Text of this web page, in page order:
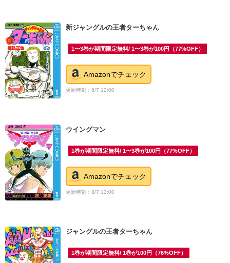
新ジャングルの王者ターちゃん
1〜3巻が期間限定無料/ 1〜3巻が100円（77%OFF）
Amazonでチェック
更新時刻：8/7 12:00
ウイングマン
1巻が期間限定無料/ 1〜3巻が100円（77%OFF）
Amazonでチェック
更新時刻：8/7 12:00
ジャングルの王者ターちゃん
1巻が期間限定無料/ 1巻が100円（76%OFF）